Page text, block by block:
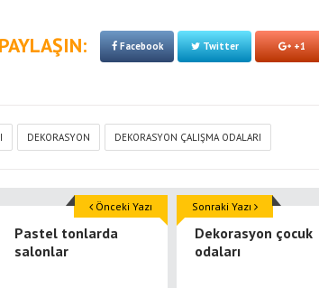
PAYLAŞIN: Facebook Twitter +1
DEKORASYON DEKORASYON ÇALIŞMA ODALARI
Pastel tonlarda
salonlar
Önceki Yazı
Dekorasyon çocuk
odaları
Sonraki Yazı